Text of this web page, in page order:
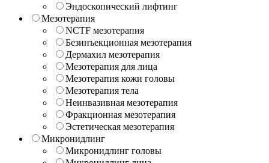
Эндоскопический лифтинг
Мезотерапия
NCTF мезотерапия
Безинъекционная мезотерапия
Дермахил мезотерапия
Мезотерапия для лица
Мезотерапия кожи головы
Мезотерапия тела
Неинвазивная мезотерапия
Фракционная мезотерапия
Эстетическая мезотерапия
Микронидлинг
Микронидлинг головы